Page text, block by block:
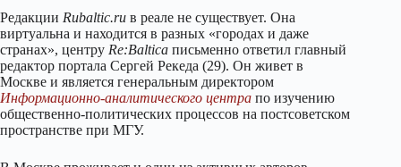
Редакции Rubaltic.ru в реале не существует. Она
виртуальна и находится в разных «городах и даже
странах», центру Re:Baltica письменно ответил главный
редактор портала Сергей Рекеда (29). Он живет в
Москве и является генеральным директором
Информационно-аналитического центра по изучению
общественно-политических процессов на постсоветском
пространстве при МГУ.